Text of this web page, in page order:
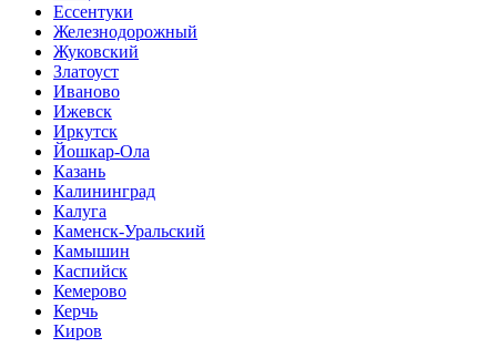
Ессентуки
Железнодорожный
Жуковский
Златоуст
Иваново
Ижевск
Иркутск
Йошкар-Ола
Казань
Калининград
Калуга
Каменск-Уральский
Камышин
Каспийск
Кемерово
Керчь
Киров